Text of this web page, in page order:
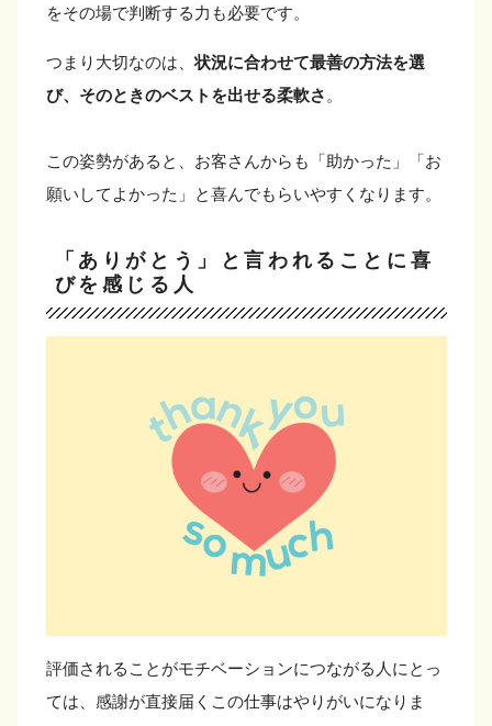
をその場で判断する力も必要です。
つまり大切なのは、状況に合わせて最善の方法を選
び、そのときのベストを出せる柔軟さ 。
この姿勢があると、お客さんからも「助かった」「お
願いしてよかった」と喜んでもらいやすくなります。
「ありがとう」と言われることに喜
びを感じる人
評価されることがモチベーションにつながる人にとっ
ては、感謝が直接届くこの仕事はやりがいになりま